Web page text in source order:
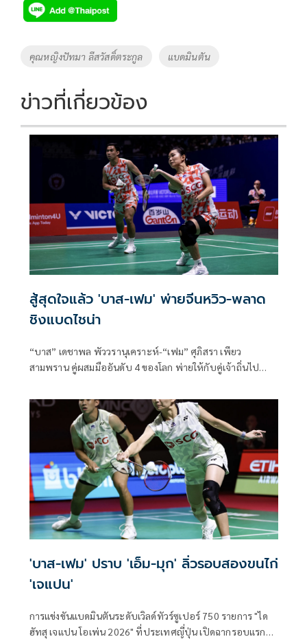
e
b
o
k
tt
er
p
y
Li
k
Tags
คุณหญิงปัทมา ลีสวัสดิ์ตระกูล แบดมินตัน
ข่าวที่เกี่ยวข้อง
สู้สุดใจแล้ว 'บาส-เฟม' พ่ายจีนหวิว-พลาด
ชิงแบดไชน่า
“บาส” เดชาพล พัววรานุเคราะห์-“เฟม” ศุภิสรา เพียว
สามพราน คู่ผสมมืออันดับ 4 ของโลก พ่ายให้กับคู่เจ้าถิ่นไป
น่า โอ
'บาส-เฟม' ปราบ 'เอ็ม-มุก' ลิ่วรอบสองขนไก่
'เจแปน'
การแข่งขันแบดมินตันระดับเวิลด์ทัวร์ซูเปอร์ 750 รายการ "ได
ฮัทสุ เจแปน โอเพ่น 2026" ที่ประเทศญี่ปุ่น เปิดฉากรอบแรก